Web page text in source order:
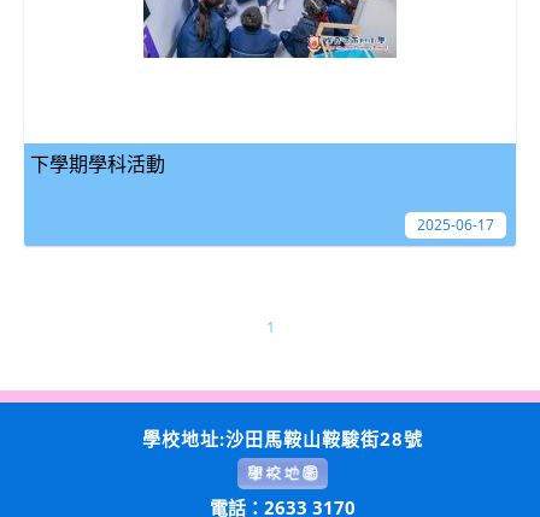
下學期學科活動
2025-06-17
1
學校地址:沙田馬鞍山鞍駿街28號
電話：2633 3170